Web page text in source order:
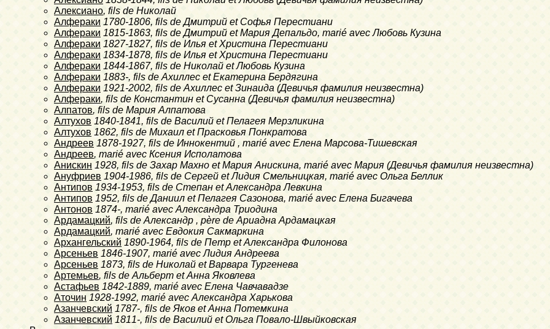
Алексиано, fils de Николай
Алфераки 1780-1806, fils de Дмитрий et Софья Перестиани
Алфераки 1815-1863, fils de Дмитрий et Мария Депальдо, marié avec Любовь Кузина
Алфераки 1827-1827, fils de Илья et Христина Перестиани
Алфераки 1834-1878, fils de Илья et Христина Перестиани
Алфераки 1844-1867, fils de Николай et Любовь Кузина
Алфераки 1883-, fils de Ахиллес et Екатерина Бердягина
Алфераки 1921-2002, fils de Ахиллес et Зинаида (Девичья фамилия неизвестна)
Алфераки, fils de Константин et Сусанна (Девичья фамилия неизвестна)
Алпатов, fils de Мария Алпатова
Алтухов 1840-1841, fils de Василий et Пелагея Мерзликина
Алтухов 1862, fils de Михаил et Прасковья Понкратова
Андреев 1878-1927, fils de Иннокентий , marié avec Елена Марсова-Тишевская
Андреев, marié avec Ксения Исполатова
Анискин 1928, fils de Захар Махно et Мария Анискина, marié avec Мария (Девичья фамилия неизвестна)
Ануфриев 1904-1986, fils de Сергей et Лидия Смельницкая, marié avec Ольга Беллик
Антипов 1934-1953, fils de Степан et Александра Левкина
Антипов 1952, fils de Даниил et Пелагея Сазонова, marié avec Елена Бигачева
Антонов 1874-, marié avec Александра Триодина
Ардамацкий, fils de Александр , père de Ариадна Ардамацкая
Ардамацкий, marié avec Евдокия Сакмаркина
Архангельский 1890-1964, fils de Петр et Александра Филонова
Арсеньев 1846-1907, marié avec Лидия Андреева
Арсеньев 1873, fils de Николай et Варвара Тургенева
Артемьев, fils de Альберт et Анна Яковлева
Астафьев 1842-1889, marié avec Елена Чавчавадзе
Аточин 1928-1992, marié avec Александра Харькова
Азанчевский 1787-, fils de Яков et Анна Потемкина
Азанчевский 1811-, fils de Василий et Ольга Повало-Швыйковская